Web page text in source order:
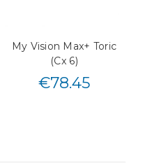
My Vision Max+ Toric
(Cx 6)
€78.45